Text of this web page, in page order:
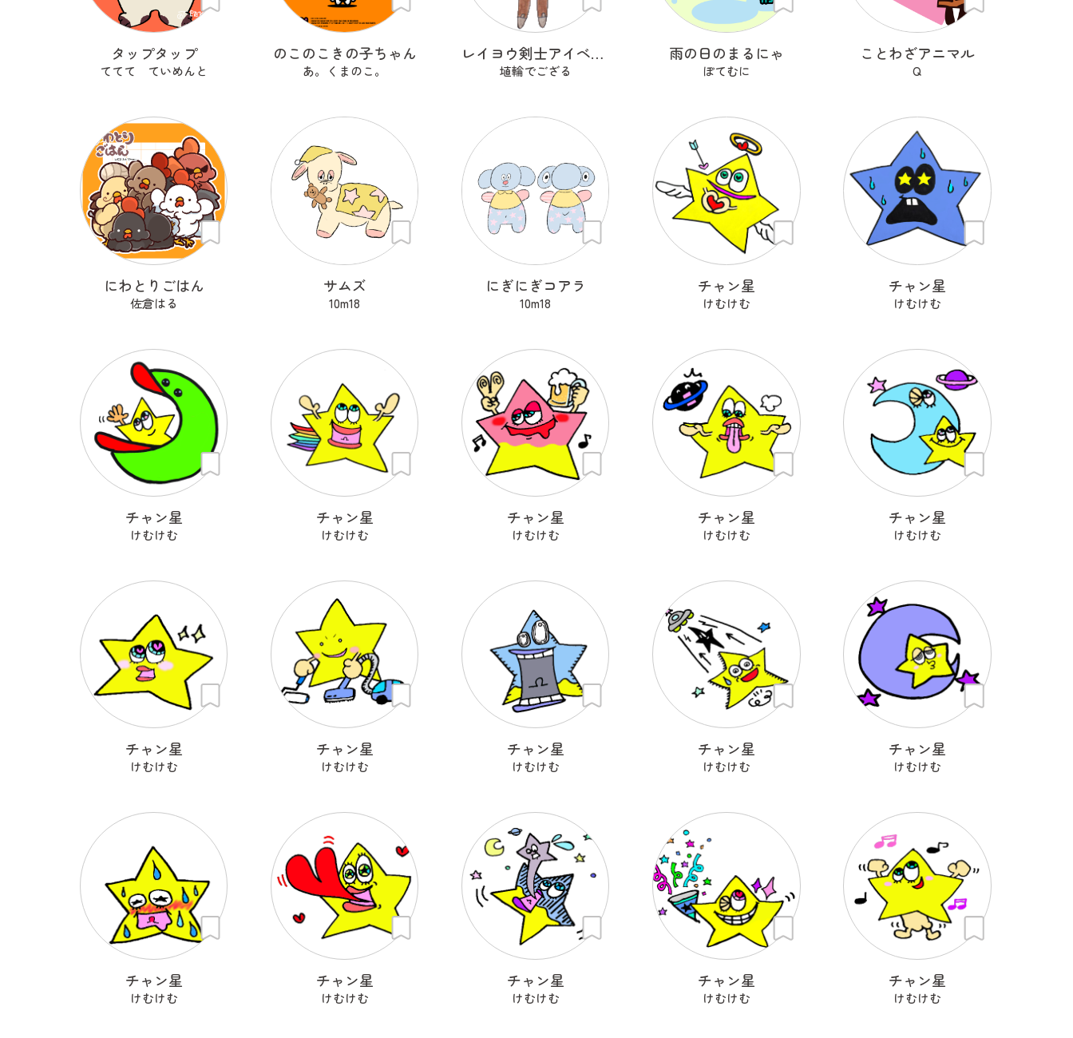
タップタップ
ててて ていめんと
のこのこきの子ちゃん
あ。くまのこ。
レイヨウ剣士アイベクサー
埴輪でござる
雨の日のまるにゃ
ぽてむに
ことわざアニマル
Q
にわとりごはん
佐倉はる
サムズ
10m18
にぎにぎコアラ
10m18
チャン星
けむけむ
チャン星
けむけむ
チャン星
けむけむ
チャン星
けむけむ
チャン星
けむけむ
チャン星
けむけむ
チャン星
けむけむ
チャン星
けむけむ
チャン星
けむけむ
チャン星
けむけむ
チャン星
けむけむ
チャン星
けむけむ
チャン星
けむけむ
チャン星
けむけむ
チャン星
けむけむ
チャン星
けむけむ
チャン星
けむけむ